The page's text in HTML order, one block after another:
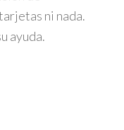
ni nada.
ayuda.